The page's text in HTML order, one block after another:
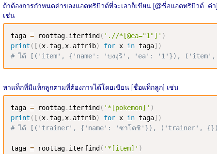
ถ้าต้องการกำหนดค่าของแอตทริบิวต์ที่จะเอาก็เขียน [@ชื่อแอตทริบิวต์=ค่
เช่น
taga = roottag. iterfind ( './/*[@ea="1"]' )
print ( [ (x.tag, x. attrib) for x in taga] )
# ได้ [('item', {'name': 'บงงุริ', 'ea': '1'}),
หาแท็กที่มีแท็กลูกตามที่ต้องการได้โดยเขียน [ชื่อแท็กลูก] เช่น
taga = roottag. iterfind ( '*[pokemon]' )
print ( [ (x.tag, x. attrib) for x in taga] )
# ได้ [('trainer', {'name': 'ซาโตชิ'}), ('trainer',
taga = roottag. iterfind ( '*[item]' )